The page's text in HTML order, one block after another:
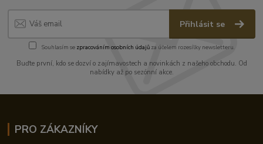
Přihlásit se
Souhlasím se zpracováním osobních údajůza účelem rozesílky newsletteru.
Buďte první, kdo se dozví o zajímavostech a novinkách z našeho obchodu. Od
nabídky až po sezónní akce.
PRO ZÁKAZNÍKY